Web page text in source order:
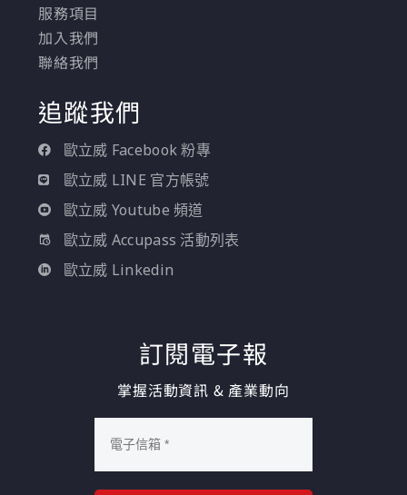
服務項目
加入我們
聯絡我們
追蹤我們
歐立威 Facebook 粉專
歐立威 LINE 官方帳號
歐立威 Youtube 頻道
歐立威 Accupass 活動列表
歐立威 Linkedin
訂閱電子報
掌握活動資訊 & 產業動向